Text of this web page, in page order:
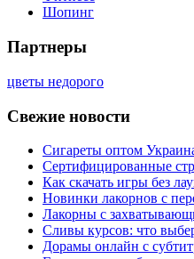
Шопинг
Партнеры
цветы недорого
Свежие новости
Сигареты оптом
Сертифицированные
Как скачать игры без
Новинки лакорнов с
Лакорны с
Сливы курсов: что
Дорамы онлайн с